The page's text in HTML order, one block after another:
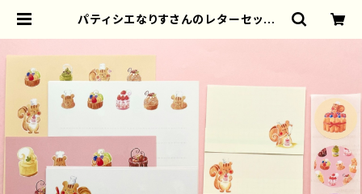
パティシエなりすさんのレターセット |